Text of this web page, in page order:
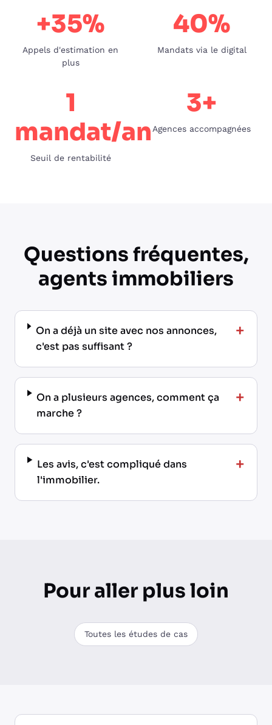
+35%
Appels d'estimation en
plus
40%
Mandats via le digital
1
mandat/an
Seuil de rentabilité
3+
Agences accompagnées
Questions fréquentes,
agents immobiliers
On a déjà un site avec nos annonces,
c'est pas suffisant ?
+
On a plusieurs agences, comment ça
marche ?
+
Les avis, c'est compliqué dans
l'immobilier.
+
Pour aller plus loin
Toutes les études de cas